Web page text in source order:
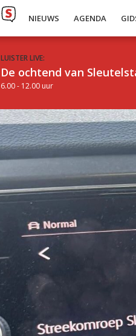
NIEUWS AGENDA
LUISTER LIVE:
De ochtend van
6.00 - 12.00 uur